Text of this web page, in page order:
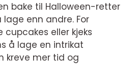
bake til Halloween-retter
enn andre. For
cupcakes eller kjeks
å lage en intrikat
kreve mer tid og